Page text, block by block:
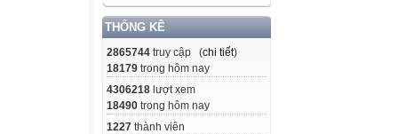
THỐNG KÊ
2865744 truy cập (chi tiết)
18179 trong hôm nay
4306218 lượt xem
18490 trong hôm nay
1227 thành viên